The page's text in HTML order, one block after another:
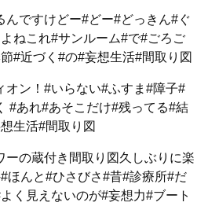
んですけどー#どー#どっきん#ぐ
ねこれ#サンルーム#で#ごろご
#近づく#の#妄想生活#間取り図
オン！#いらない#ふすま#障子#
#あれ#あそこだけ#残ってる#結
生活#間取り図
ーの蔵付き間取り図久しぶりに楽
ほんと#ひさびさ#昔#診療所#だ
く見えないのが#妄想力#ブート